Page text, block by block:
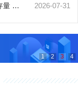
关于限期清零全市道路运输证件逾期存量 彻底消除安全隐患的通告 2026-07-31
1 2 3 4